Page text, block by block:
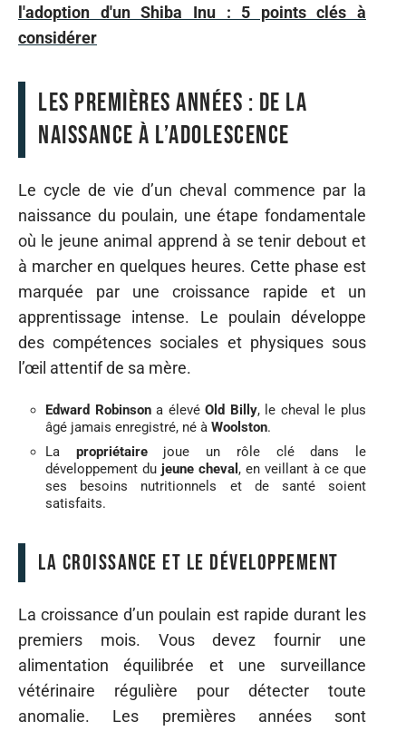
l'adoption d'un Shiba Inu : 5 points clés à
considérer
Les premières années : de la
naissance à l’adolescence
Le cycle de vie d’un cheval commence par la
naissance du poulain, une étape fondamentale
où le jeune animal apprend à se tenir debout et
à marcher en quelques heures. Cette phase est
marquée par une croissance rapide et un
apprentissage intense. Le poulain développe
des compétences sociales et physiques sous
l’œil attentif de sa mère.
Edward Robinsona élevéOld Billy, le cheval le plus
âgé jamais enregistré, né à Woolston.
La propriétairejoue un rôle clé dans le
développement du jeune cheval , en veillant à ce que
ses besoins nutritionnels et de santé soient
satisfaits.
La croissance et le développement
La croissance d’un poulain est rapide durant les
premiers mois. Vous devez fournir une
alimentation équilibrée et une surveillance
vétérinaire régulière pour détecter toute
anomalie. Les premières années sont